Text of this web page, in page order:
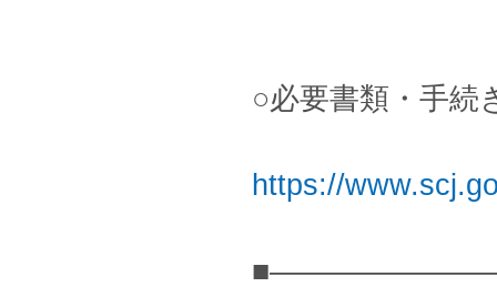
○必要書類・手続
https://